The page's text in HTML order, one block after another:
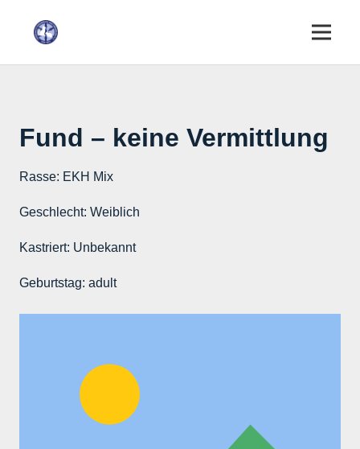
Fund – keine Vermittlung
Rasse: EKH Mix
Geschlecht: Weiblich
Kastriert: Unbekannt
Geburtstag: adult